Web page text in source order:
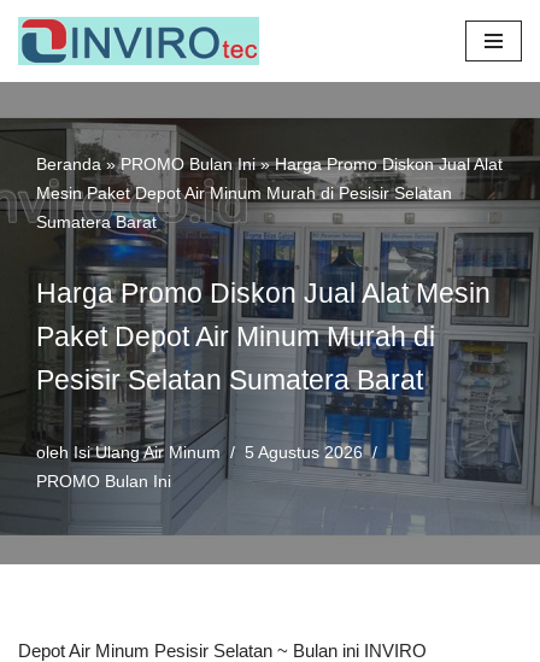
Lompat
konten
Beranda»PROMO Bulan Ini»Harga Promo Diskon Jual Alat
Mesin Paket Depot Air Minum Murah di Pesisir Selatan
Sumatera Barat
Harga Promo Diskon Jual Alat Mesin
Paket Depot Air Minum Murah di
Pesisir Selatan Sumatera Barat
oleh Isi Ulang Air Minum
5 Agustus 2026
PROMO Bulan Ini
Depot Air Minum Pesisir Selatan ~ Bulan ini INVIRO